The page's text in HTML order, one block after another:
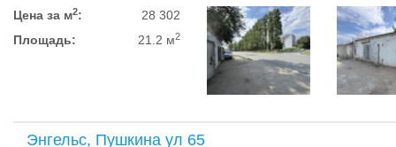
Цена за м2:
28 302
Площадь:
21.2 м2
Энгельс, Пушкина ул 65